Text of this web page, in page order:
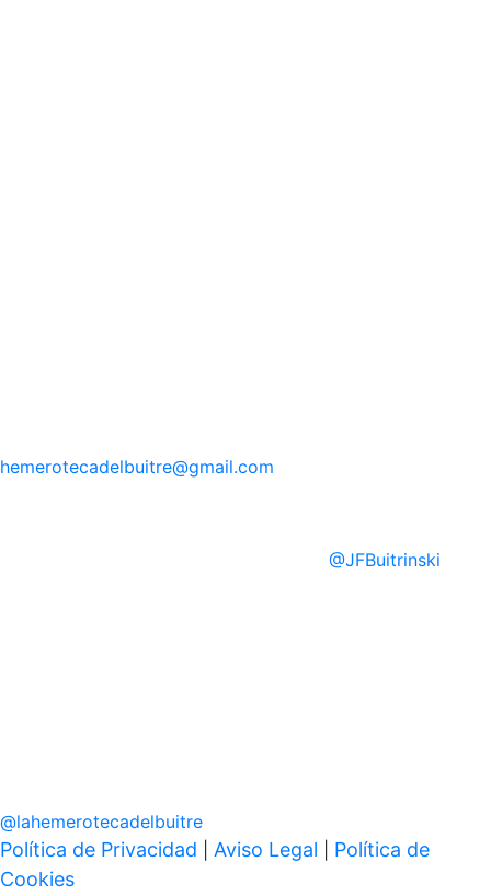
hemerotecadelbuitre@gmail.com
@JFBuitrinski
@lahemerotecadelbuitre
Política de Privacidad Aviso Legal
Política de
Cookies